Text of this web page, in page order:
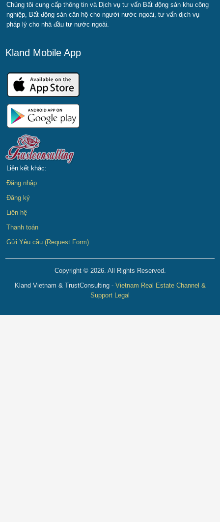
Chúng tôi cung cấp thông tin và Dịch vụ tư vấn Bất động sản khu công
nghiệp, Bất động sản căn hộ cho người nước ngoài, tư vấn dịch vụ
pháp lý cho nhà đầu tư nước ngoài.
Kland Mobile App
Liên kết khác:
Đăng nhập
Đăng ký
Liên hệ
Thanh toán
Gửi Yêu cầu (Request Form)
Copyright © 2026. All Rights Reserved.
Kland Vietnam & TrustConsulting - Vietnam Real Estate Channel &
Support Legal